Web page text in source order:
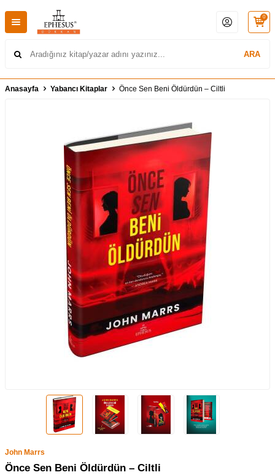
ARA
0
Anasayfa Yabancı Kitaplar Önce Sen Beni Öldürdün – Ciltli
John Marrs
Önce Sen Beni Öldürdün – Ciltli